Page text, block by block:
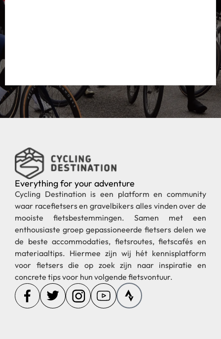
Everything for your adventure
Cycling Destination is een platform en community
waar racefietsers en gravelbikers alles vinden over de
mooiste fietsbestemmingen. Samen met een
enthousiaste groep gepassioneerde fietsers delen we
de beste accommodaties, fietsroutes, fietscafés en
materiaaltips. Hiermee zijn wij hét kennisplatform
voor fietsers die op zoek zijn naar inspiratie en
concrete tips voor hun volgende fietsvontuur.